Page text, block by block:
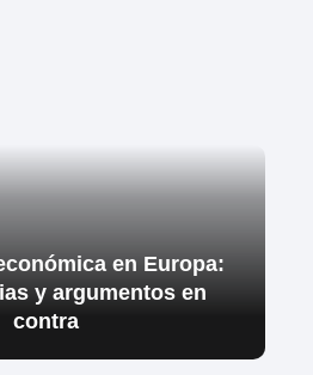
en Europa:
y argumentos en
contra